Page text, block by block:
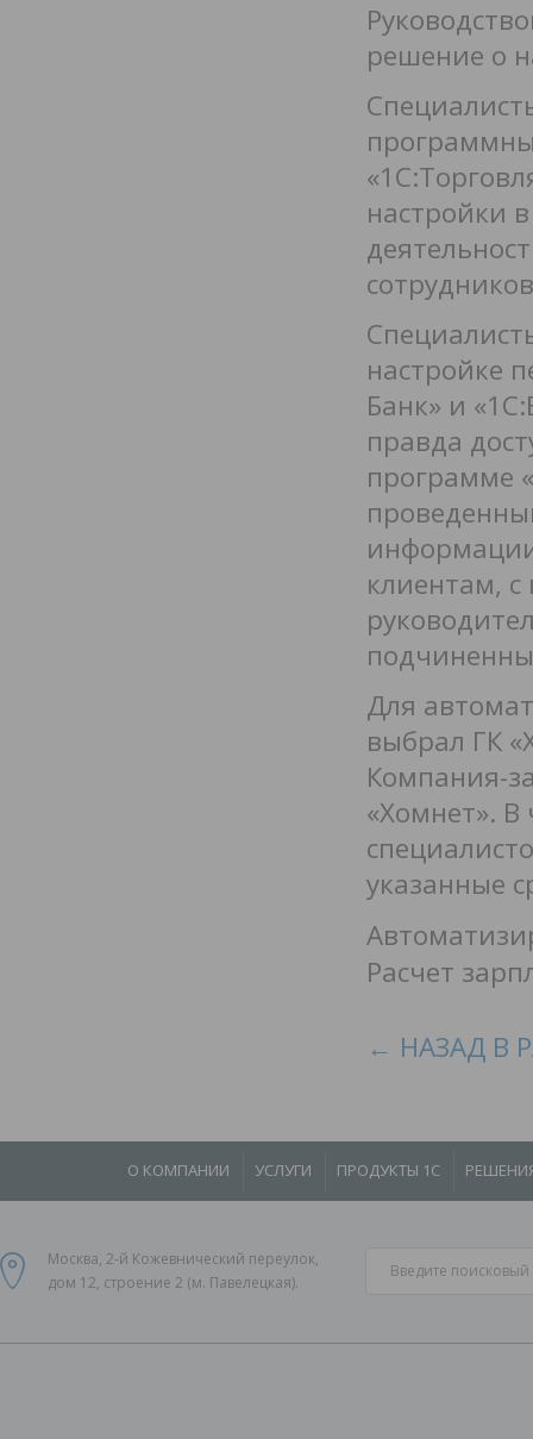
решение о
настройки
настройке
Банк» и
правда
программе
клиентам,
Для
выбрал ГК
Компания-
«Хомнет». В
указанные
Расчет
← НАЗАД В
О КОМПАНИИ УСЛУГИ ПРОДУКТЫ 1С
Москва, 2-й Кожевнический переулок,
дом 12, строение 2 (м. Павелецкая).